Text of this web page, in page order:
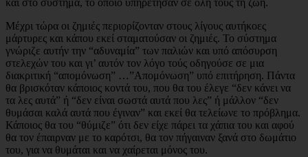
και στο σύστημα, το οποίο υπηρέτησαν σε όλη τους τη ζωή.
Μέχρι τώρα οι ζημιές περιορίζονταν στους λίγους αυτήκοες
μάρτυρες και κάπου εκεί σταματούσαν οι ζημιές. Το σύστημα
γνώριζε αυτήν την “αδυναμία” των παλιών και υπό απόσυρση
στελεχών του και γι’ αυτόν τον λόγο τούς οδηγούσε σε μια
διακριτική “απομόνωση” …”Απομόνωση” υπό επιτήρηση. Πάντα
θα βρισκόταν κάποιος κοντά του, που θα του έλεγε “δεν κάνει να
τα λες αυτά” ή “δεν είναι σωστά αυτά που λες” ή μάλλον “δεν
θυμάσαι καλά αυτά που έγιναν” και εκεί θα τελείωνε το πρόβλημα.
Κάποιος θα του “θύμιζε” ότι δεν είχε πάρει τα χάπια του και αφού
θα τον έπαιρναν με το καρότσι, θα τον πήγαιναν ξανά στο δωμάτιο
του, για να θυμάται και να χαίρεται μόνος του.